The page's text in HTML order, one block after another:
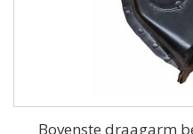
Bovenste draagarm